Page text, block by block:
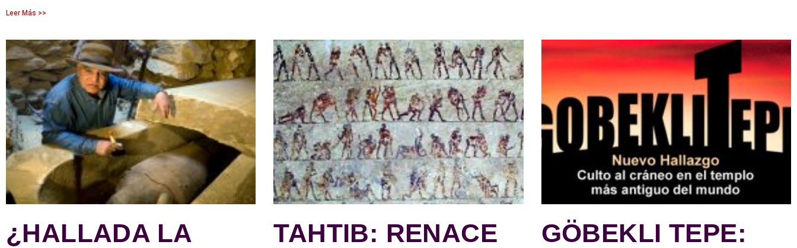
Leer Más >>
¿HALLADA LA
TAHTIB: RENACE
GÖBEKLI TEPE: